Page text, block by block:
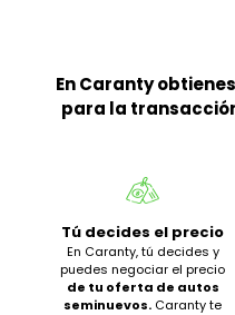
En Caranty
para la
Tú decides el precio
En Caranty, tú decides y
puedes negociar el precio
de tu oferta de autos
seminuevos. Caranty te